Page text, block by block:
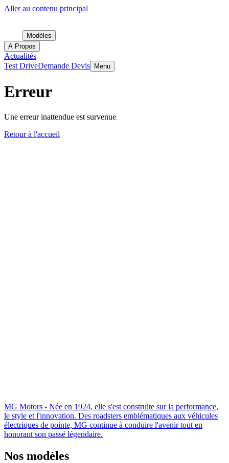
Aller au contenu principal
Modèles
A Propos
Actualités
Test DriveDemande Devis Menu
Erreur
Une erreur inattendue est survenue
Retour à l'accueil
MG Motors - Née en 1924, elle s'est construite sur la performance,
le style et l'innovation. Des roadsters emblématiques aux véhicules
électriques de pointe, MG continue à conduire l'avenir tout en
honorant son passé légendaire.
Nos modèles